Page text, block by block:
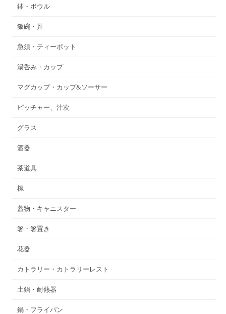
鉢・ボウル
飯碗・丼
急須・ティーポット
湯呑み・カップ
マグカップ・カップ&ソーサー
ピッチャー、汁次
グラス
酒器
茶道具
椀
蓋物・キャニスター
箸・箸置き
花器
カトラリー・カトラリーレスト
土鍋・耐熱器
鍋・フライパン